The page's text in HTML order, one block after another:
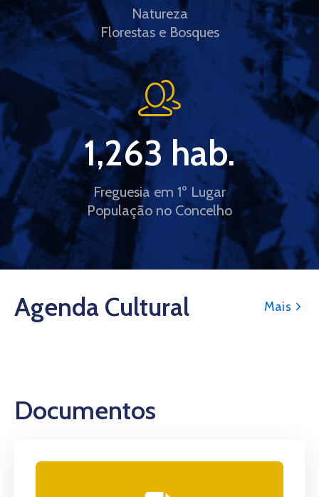
Natureza
Florestas e Bosques
Freguesia em 1º Lugar
População no Concelho
1,263 hab.
Agenda Cultural Mais
Documentos